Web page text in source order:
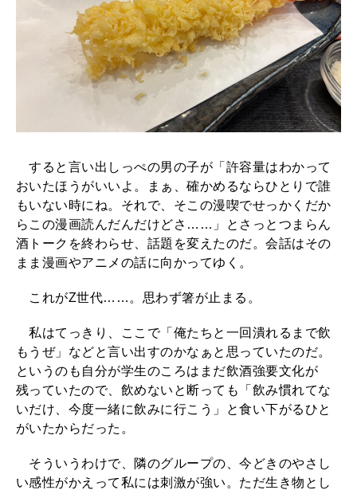
すると言い出しっぺの男の子が「許容量はわかって
おいたほうがいいよ。まぁ、確かめるならひとりで誰
もいない時にね。それで、そこの漫喫でせっかくだか
らこの漫画読んだんだけどさ……」とさっとつまらん
酒トークを終わらせ、話題を変えたのだ。会話はその
まま漫画やアニメの話に向かってゆく。
これがZ世代……。思わず箸が止まる。
私はてっきり、ここで「俺たちと一回潰れるまで飲
もうぜ」などと言い出すのかなぁと思っていたのだ。
というのも自分が学生のころはまだ飲酒強要文化が
残っていたので、飲めないと断っても「飲み慣れてな
いだけ、今度一緒に飲みに行こう」と食い下がるひと
がいたからだった。
そういうわけで、隣のグループの、今どきのやさし
い感性がかえって私には刺激が強い。ただ生き物とし